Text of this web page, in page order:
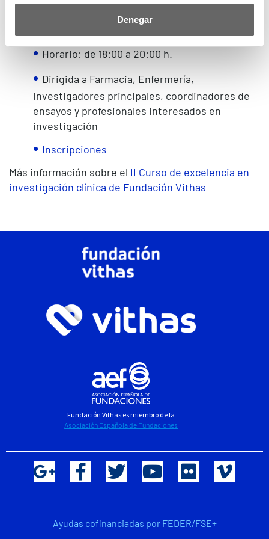
Denegar
20 de abril
Horario: de 18:00 a 20:00 h.
Dirigida a Farmacia, Enfermería,
investigadores principales, coordinadores de
ensayos y profesionales interesados en
investigación
Inscripciones
Más información sobre el II Curso de excelencia en
investigación clínica de Fundación Vithas
Fundación Vithas es miembro de la
Asociación Española de Fundaciones
Ayudas cofinanciadas por FEDER/FSE+